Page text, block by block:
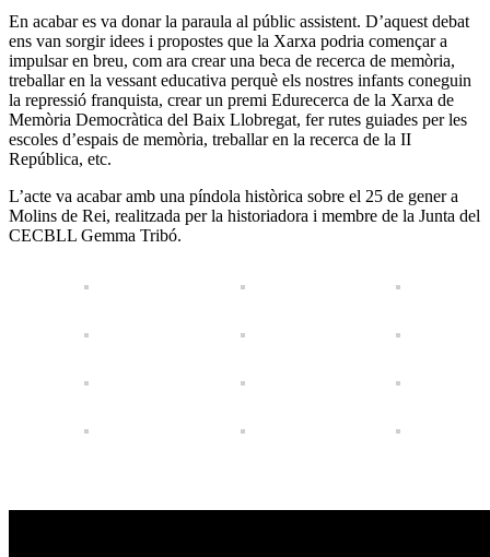
En acabar es va donar la paraula al públic assistent. D’aquest debat
ens van sorgir idees i propostes que la Xarxa podria començar a
impulsar en breu, com ara crear una beca de recerca de memòria,
treballar en la vessant educativa perquè els nostres infants coneguin
la repressió franquista, crear un premi Edurecerca de la Xarxa de
Memòria Democràtica del Baix Llobregat, fer rutes guiades per les
escoles d’espais de memòria, treballar en la recerca de la II
República, etc.
L’acte va acabar amb una píndola històrica sobre el 25 de gener a
Molins de Rei, realitzada per la historiadora i membre de la Junta del
CECBLL Gemma Tribó.